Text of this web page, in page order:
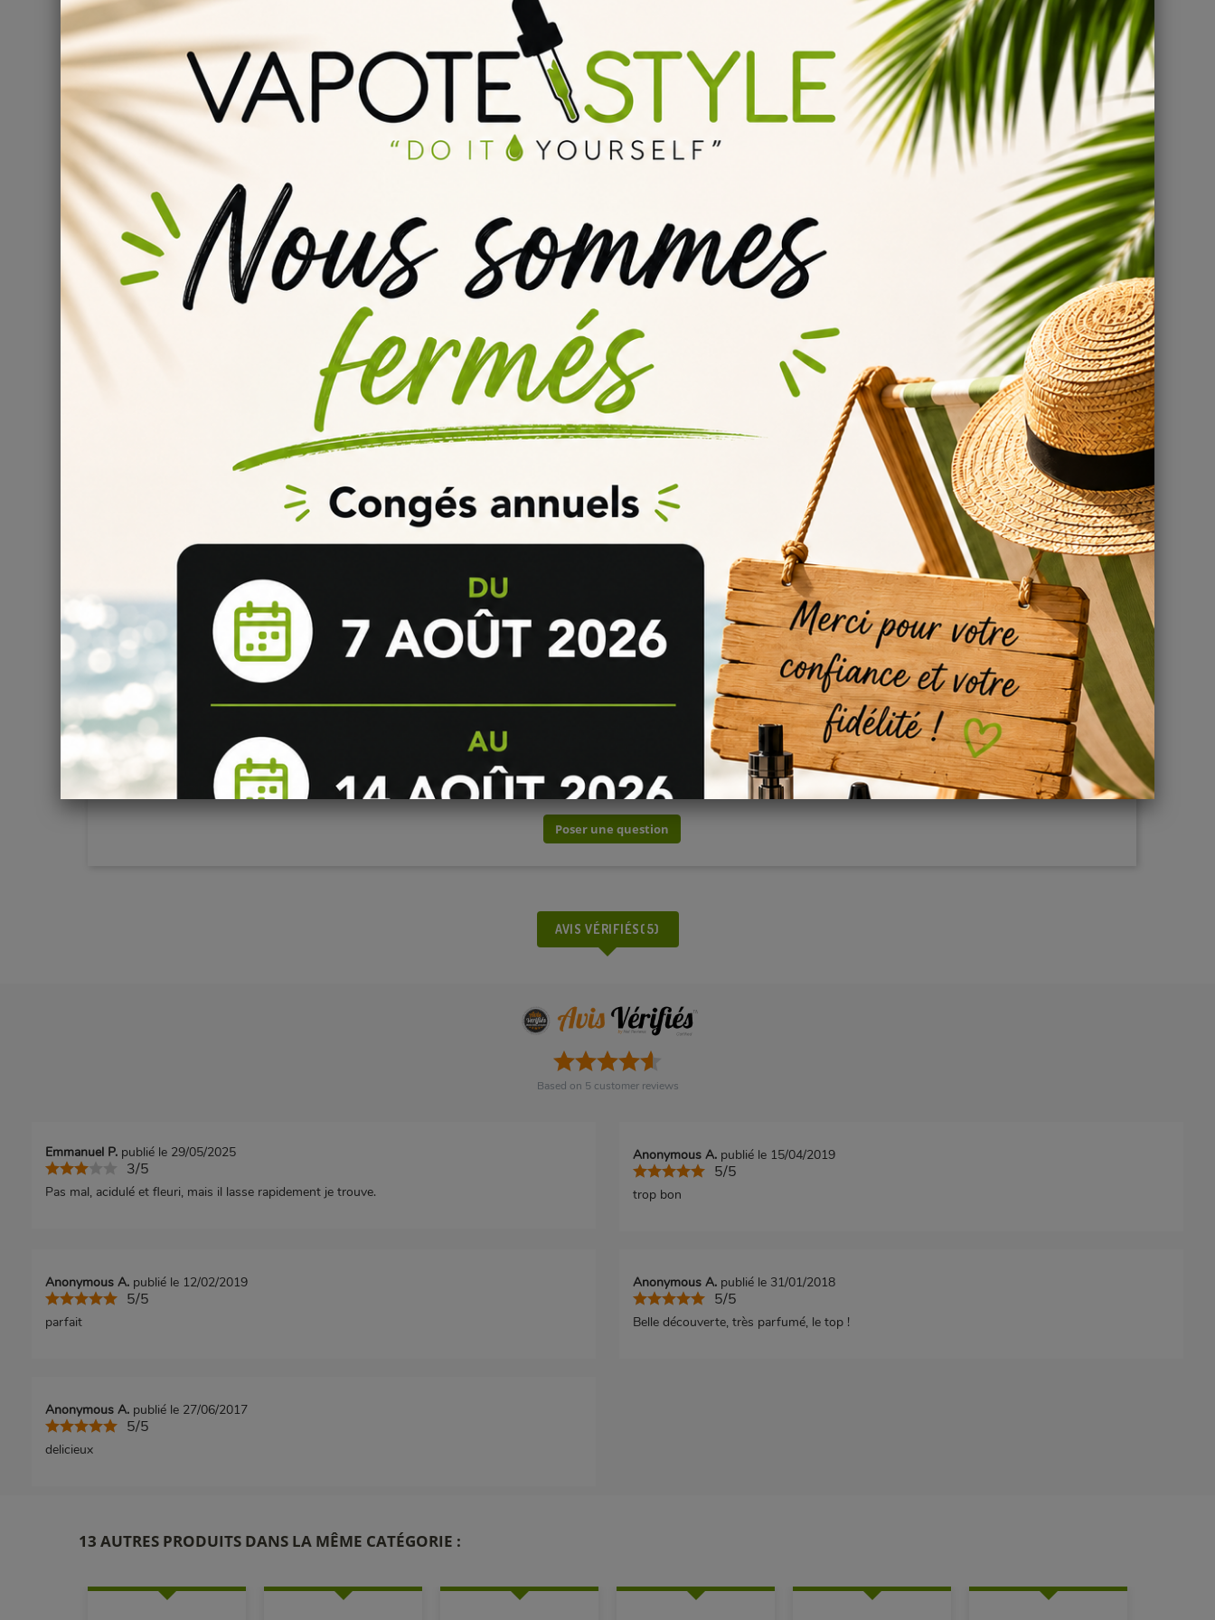
pour la fabrication de votre e-liquide DIY.
Temps de maturation de liquide DIY Lhassa :
Nous vous conseillons de laisser reposer votre mélange e-liquide Lhassa DIY Solana entre 7 et 10 jours
pleinement
des saveurs de chaque arôme. Pour en savoir plus, consulter notre page sur lamaturation d’un e-liquide DIY !
Informations
Conservation : stocké entre 4 et 16°C
Conforme au règlement 1334/2008/CEE
Composition : Propylène Glycol & Arôme alimentaire
Comment bien conserver ses liquides DIY Lhassa ?
Il est fortement recommandé pour une conservation à long terme de stocker vos arômes DIY
température basse... toutes les informations sont disponibles dans notre rubrique
explications et conseils
Comment bien steeper son e-liquide DIY ?
La maturation d'un e-liquide DIY est essentielle et importante afin d'obtenir lemeilleur de l'arôme DIYou son concentré e-liquide.
Nous vous invitons à bien lire lesinformations de steeping
à vos arômes DIY
Ajouter des Additifs sucrés ou frais ?
e-liquides DIY, pensez à consulter
notre tuto dédié à l’utilisation desadditifs DIY
, vous pourrez ainsi et facilement trouver les additifs DIY dont vous pourriez avoir
besoin.
Comment réaliser soi-même son e-liquide DIY ?
Découvrez ici la bible pour fabriquer soi-même son e-liquide : dosage, fabrication, maturation et dégustation !
Question
Pas de questions pour le moment.
Poser une question
AVIS VÉRIFIÉS(5)
Based on 5customer reviews
Emmanuel P. publié le 29/05/2025
3/5
Pas mal, acidulé et fleuri, mais il lasse rapidement je trouve.
Anonymous A. publié le 15/04/2019
5/5
trop bon
Anonymous A. publié le 12/02/2019
5/5
parfait
Anonymous A. publié le 31/01/2018
5/5
Belle découverte, très parfumé, le top !
Anonymous A. publié le 27/06/2017
5/5
delicieux
13 AUTRES PRODUITS DANS LA MÊME CATÉGORIE :